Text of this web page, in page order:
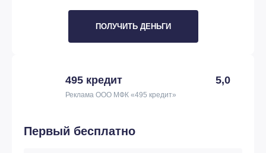
ПОЛУЧИТЬ ДЕНЬГИ
495 кредит 5,0
Реклама ООО МФК «495 кредит»
Первый бесплатно